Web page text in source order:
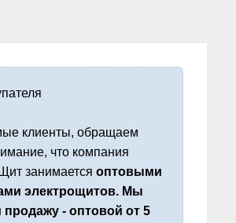
клиенты, обращаем
что компания
занимается оптовыми
электрощитов. Мы
продажу - оптовой от 5